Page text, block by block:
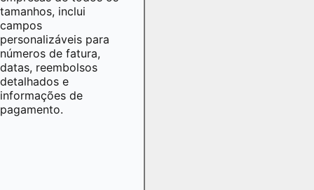
tamanhos, inclui
campos
personalizáveis para
números de fatura,
datas, reembolsos
detalhados e
informações de
pagamento.